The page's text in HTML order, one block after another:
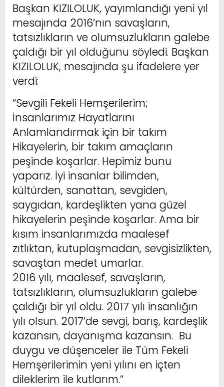
Başkan KIZILOLUK, yayımlandığı yeni yıl
mesajında 2016’nın savaşların,
tatsızlıkların ve olumsuzlukların galebe
çaldığı bir yıl olduğunu söyledi. Başkan
KIZILOLUK, mesajında şu ifadelere yer
verdi:
“Sevgili Fekeli Hemşerilerim;
İnsanlarımız Hayatlarını
Anlamlandırmak için bir takım
Hikayelerin, bir takım amaçların
peşinde koşarlar. Hepimiz bunu
yaparız. İyi insanlar bilimden,
kültürden, sanattan, sevgiden,
saygıdan, kardeşlikten yana güzel
hikayelerin peşinde koşarlar. Ama bir
kısım insanlarımızda maalesef
zıtlıktan, kutuplaşmadan, sevgisizlikten,
savaştan medet umarlar.
2016 yılı, maalesef, savaşların,
tatsızlıkların, olumsuzlukların galebe
çaldığı bir yıl oldu. 2017 yılı insanlığın
yılı olsun. 2017’de sevgi, barış, kardeşlik
kazansın, dayanışma kazansın. Bu
duygu ve düşenceler ile Tüm Fekeli
Hemşerilerimin yeni yılını en içten
dileklerim ile kutlarım.”